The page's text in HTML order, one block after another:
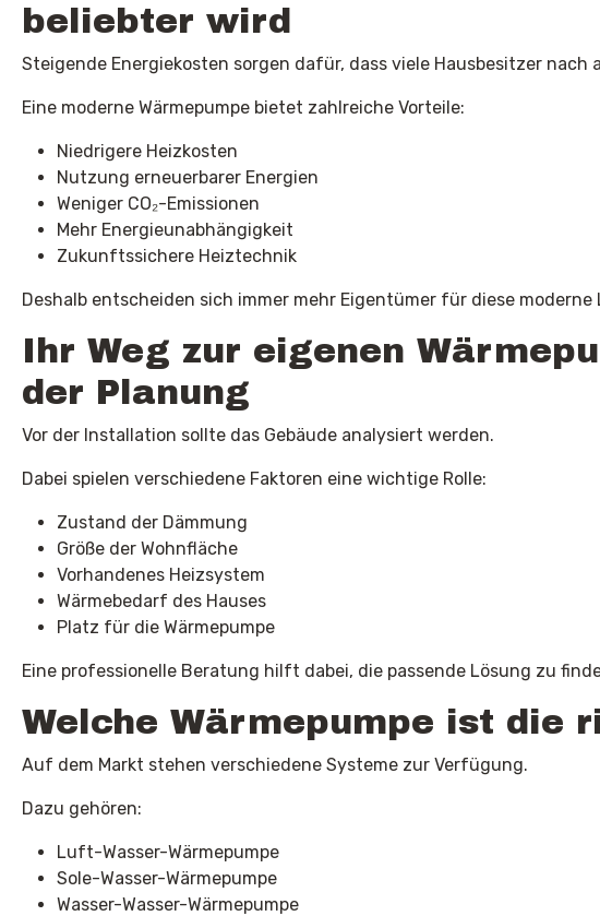
beliebter wird
Steigende Energiekosten sorgen dafür, dass viele Hausbesitzer
Eine moderne Wärmepumpe bietet zahlreiche Vorteile:
Niedrigere Heizkosten
Nutzung erneuerbarer Energien
Weniger CO₂-Emissionen
Mehr Energieunabhängigkeit
Zukunftssichere Heiztechnik
Deshalb entscheiden sich immer mehr Eigentümer für diese moderne
Ihr Weg zur eigenen
der Planung
Vor der Installation sollte das Gebäude analysiert werden.
Dabei spielen verschiedene Faktoren eine wichtige Rolle:
Zustand der Dämmung
Größe der Wohnfläche
Vorhandenes Heizsystem
Wärmebedarf des Hauses
Platz für die Wärmepumpe
Eine professionelle Beratung hilft dabei, die passende Lösung zu
Welche Wärmepumpe ist die
Auf dem Markt stehen verschiedene Systeme zur Verfügung.
Dazu gehören:
Luft-Wasser-Wärmepumpe
Sole-Wasser-Wärmepumpe
Wasser-Wasser-Wärmepumpe